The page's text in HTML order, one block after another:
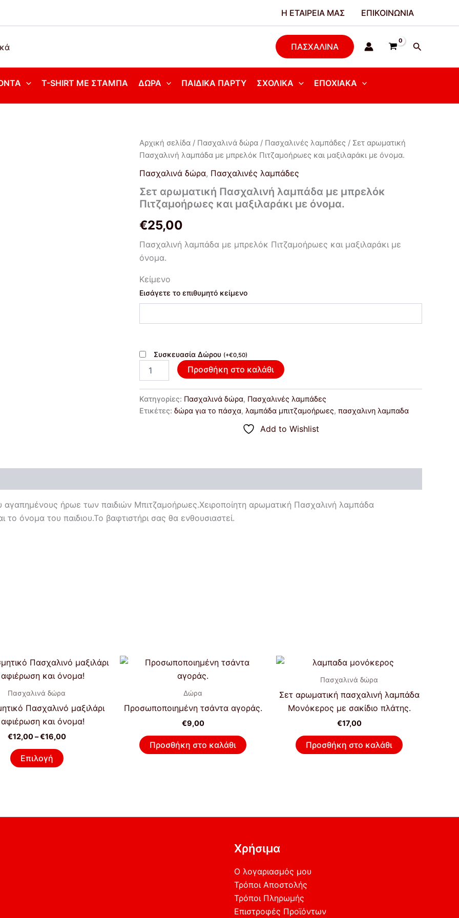
Η ΕΤΑΙΡΕΊΑ ΜΑΣ ΕΠΙΚΟΙΝΩΝΊΑ
ΠΑΣΧΑΛΙΝΑ
T-SHIRT ΜΕ ΣΤΆΜΠΑ ΔΏΡΑ ΠΑΙΔΙΚΆ ΠΆΡΤΥ ΣΧΟΛΙΚΆ ΕΠΟΧΙΑΚΆ
Αρχική σελίδα / Πασχαλινά δώρα / Πασχαλινές λαμπάδες / Σετ αρωματική
Πασχαλινή λαμπάδα με μπρελόκ Πιτζαμοήρωες και μαξιλαράκι με όνομα.
Πασχαλινά δώρα, Πασχαλινές λαμπάδες
Σετ αρωματική Πασχαλινή λαμπάδα με μπρελόκ
Πιτζαμοήρωες και μαξιλαράκι με όνομα.
€25,00
Πασχαλινή λαμπάδα με μπρελόκ Πιτζαμοήρωες και μαξιλαράκι με
όνομα.
Κείμενο
Εισάγετε το επιθυμητό κείμενο
Συσκευασία Δώρου (+€0,50)
Σετ
αρωματική
Πασχαλινή
λαμπάδα
μπρελόκ
Πιτζαμοήρωες
μαξιλαράκι
όνομα.
ποσότητα
Προσθήκη στο καλάθι
Κατηγορίες: Πασχαλινά δώρα, Πασχαλινές λαμπάδες
Ετικέτες: δώρα για το πάσχα, λαμπάδα μπιτζαμοήρωες, πασχαλινη λαμπαδα
Add to Wishlist
ήρωε των παιδιών Μπιτζαμοήρωες.Χειροποίητη αρωματική Πασχαλινή λαμπάδα
όνομα του παιδιου.Το βαφτιστήρι σας θα ενθουσιαστεί.
Πασχαλινά δώρα
Πασχαλινό μαξιλάρι
και όνομα!
€12,00 – €16,00
Price
range:
€12,00
Επιλογή
Αυτό
το
έχει
πολλαπλές
παραλλαγές.
Οι
επιλογές
Δώρα
Προσωποποιημένη τσάντα αγοράς.
€9,00
Προσθήκη στο καλάθι
Πασχαλινά δώρα
Σετ αρωματική πασχαλινή λαμπάδα
Μονόκερος με σακίδιο πλάτης.
€17,00
Προσθήκη στο καλάθι
Χρήσιμα
Ο λογαριασμός μου
Τρόποι Αποστολής
Τρόποι Πληρωμής
Επιστροφές Προϊόντων